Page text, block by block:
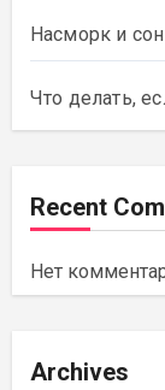
Насморк и
Что делать,
Recent
Нет
Archives